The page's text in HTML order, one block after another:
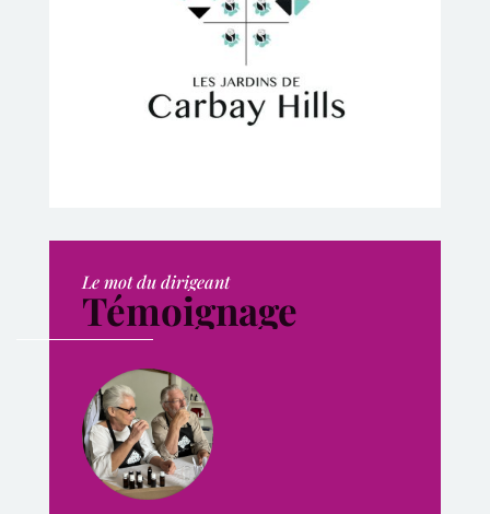
Le mot du dirigeant
Témoignage